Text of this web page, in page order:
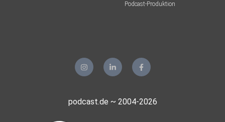
Podcast-Produktion
podcast.de ~ 2004-2026